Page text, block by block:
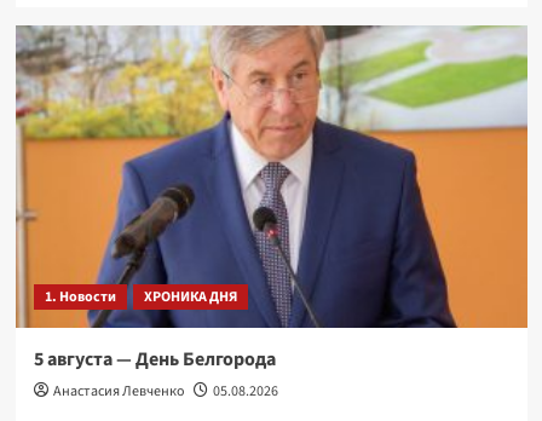
1. Новости ХРОНИКА ДНЯ
5 августа — День Белгорода
Анастасия Левченко 05.08.2026